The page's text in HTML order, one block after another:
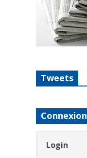
Tweets
Connexion
Login